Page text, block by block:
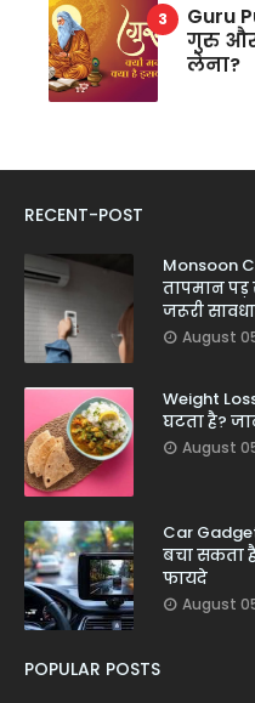
Guru
गुरु और
लेना?
RECENT-POST
Monsoon
तापमान पड़
जरूरी
August
Weight
घटता है?
August
Car
बचा सकता
फायदे
August
POPULAR POSTS